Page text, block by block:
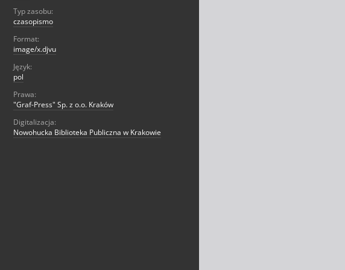
Typ zasobu:
czasopismo
Format:
image/x.djvu
Język:
pol
Prawa:
"Graf-Press" Sp. z o.o. Kraków
Digitalizacja:
Nowohucka Biblioteka Publiczna w Krakowie